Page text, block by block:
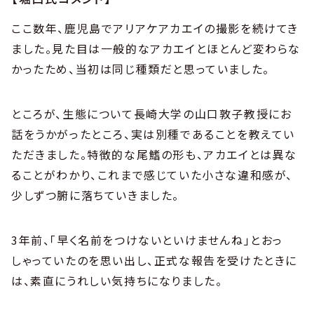
ここ数年、鹿児島でアリアケアカエイの撮影を続けてき
ました。見た目は一般的なアカエイとほとんど変わらな
かったため、当初は同じ種類だと思っていました。
ところが、生態について長崎大学の山口敦子教授にお
話をうかがったところ、実は別種であることを教えてい
ただきました。特徴的な尾鰭の形も、アカエイとは異な
ることがわかり、これまで感じていた小さな違和感が、
少しずつ腑に落ちていきました。
3年前、「早く名前をつけないといけませんね」とおっ
しゃっていたのを思い出し、正式な報告を受けたときに
は、素直にうれしい気持ちになりました。